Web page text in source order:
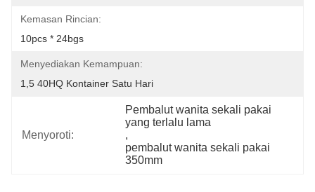
Kemasan Rincian:
10pcs * 24bgs
Menyediakan Kemampuan:
1,5 40HQ Kontainer Satu Hari
Menyoroti:
Pembalut wanita sekali pakai
yang terlalu lama
,
pembalut wanita sekali pakai
350mm